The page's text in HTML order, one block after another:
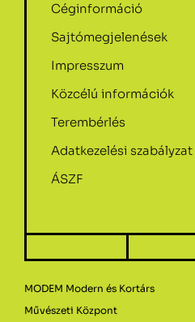
Céginformáció
Sajtómegjelenések
Impresszum
Közcélú információk
Terembérlés
Adatkezelési szabályzat
ÁSZF
MODEM Modern és Kortárs
Művészeti Központ